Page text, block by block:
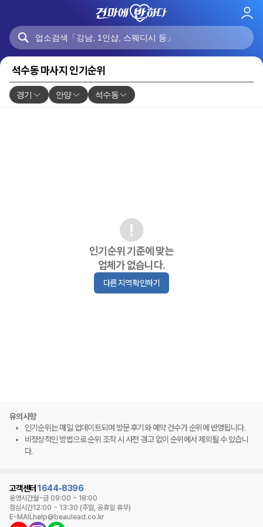
로
석수동 마사지 인기순위
경기 안양 석수동
인기순위 기준에 맞는
업체가 없습니다.
다른 지역 확인하기
유의사항
인기순위는 매일 업데이트되며 방문 후기와 예약 건수가 순위에 반영됩니다.
비정상적인 방법으로 순위 조작 시 사전 경고 없이 순위에서 제외될 수 있습니
다.
고객센터 1644-8396
운영시간월~금 09:00 ~ 18:00
점심시간12:00 ~ 13:30 (주말, 공휴일 휴무)
E-MAILhelp@beaulead.co.kr